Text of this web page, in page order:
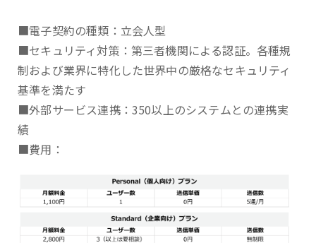
■電子契約の種類：立会人型
■セキュリティ対策：第三者機関による認証。各種規
制および業界に特化した世界中の厳格なセキュリティ
基準を満たす
■外部サービス連携：350以上のシステムとの連携実
績
■費用：